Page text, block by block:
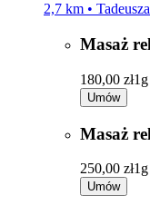
2,7 km •
Masaż
180,00 zł1g
Umów
Masaż
250,00 zł
Umów